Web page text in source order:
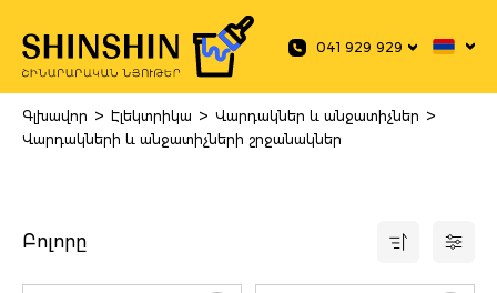
041 929 929
Գլխավոր > Էլեկտրիկա > Վարդակներ և անջատիչներ >
Վարդակների և անջատիչների շրջանակներ
Բոլորը